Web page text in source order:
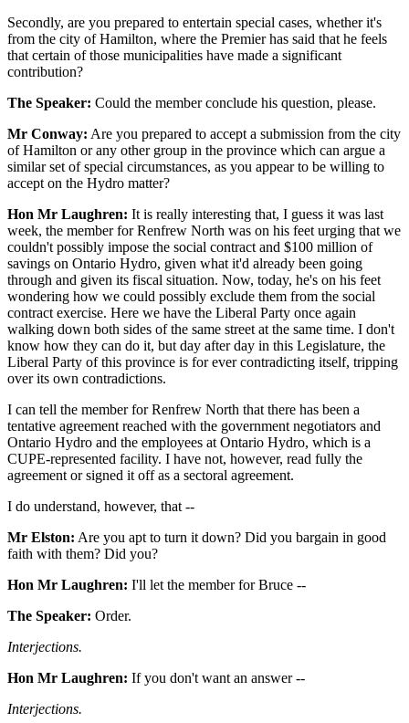
Secondly, are you prepared to entertain special cases, whether it's
from the city of Hamilton, where the Premier has said that he feels
that certain of those municipalities have made a significant
contribution?
The Speaker: Could the member conclude his question, please.
Mr Conway: Are you prepared to accept a submission from the city
of Hamilton or any other group in the province which can argue a
similar set of special circumstances, as you appear to be willing to
accept on the Hydro matter?
Hon Mr Laughren: It is really interesting that, I guess it was last
week, the member for Renfrew North was on his feet urging that we
couldn't possibly impose the social contract and $100 million of
savings on Ontario Hydro, given what it'd already been going
through and given its fiscal situation. Now, today, he's on his feet
wondering how we could possibly exclude them from the social
contract exercise. Here we have the Liberal Party once again
walking down both sides of the same street at the same time. I don't
know how they can do it, but day after day in this Legislature, the
Liberal Party of this province is for ever contradicting itself, tripping
over its own contradictions.
I can tell the member for Renfrew North that there has been a
tentative agreement reached with the government negotiators and
Ontario Hydro and the employees at Ontario Hydro, which is a
CUPE-represented facility. I have not, however, read fully the
agreement or signed it off as a sectoral agreement.
I do understand, however, that --
Mr Elston: Are you apt to turn it down? Did you bargain in good
faith with them? Did you?
Hon Mr Laughren: I'll let the member for Bruce --
The Speaker: Order.
Interjections.
Hon Mr Laughren: If you don't want an answer --
Interjections.